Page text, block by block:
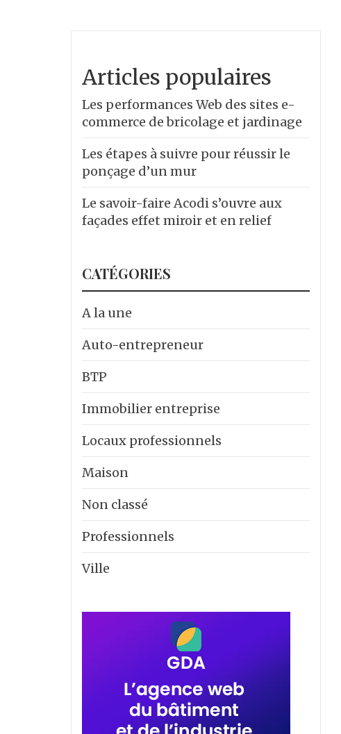
Articles populaires
Les performances Web des sites e-
commerce de bricolage et jardinage
Les étapes à suivre pour réussir le
ponçage d’un mur
Le savoir-faire Acodi s’ouvre aux
façades effet miroir et en relief
CATÉGORIES
A la une
Auto-entrepreneur
BTP
Immobilier entreprise
Locaux professionnels
Maison
Non classé
Professionnels
Ville